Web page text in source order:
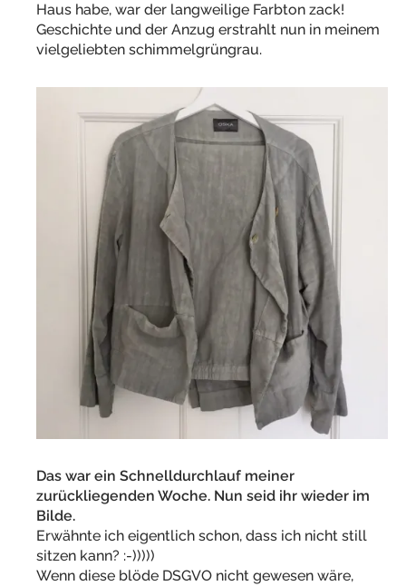
Haus habe, war der langweilige Farbton zack!
Geschichte und der Anzug erstrahlt nun in meinem
vielgeliebten schimmelgrüngrau.
Das war ein Schnelldurchlauf meiner
zurückliegenden Woche. Nun seid ihr wieder im
Bilde.
Erwähnte ich eigentlich schon, dass ich nicht still
sitzen kann? :-)))))
Wenn diese blöde DSGVO nicht gewesen wäre,